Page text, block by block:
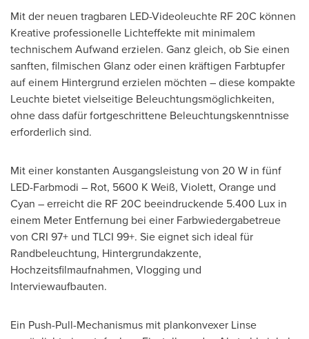
Mit der neuen tragbaren LED-Videoleuchte RF 20C können
Kreative professionelle Lichteffekte mit minimalem
technischem Aufwand erzielen. Ganz gleich, ob Sie einen
sanften, filmischen Glanz oder einen kräftigen Farbtupfer
auf einem Hintergrund erzielen möchten – diese kompakte
Leuchte bietet vielseitige Beleuchtungsmöglichkeiten,
ohne dass dafür fortgeschrittene Beleuchtungskenntnisse
erforderlich sind.
Mit einer konstanten Ausgangsleistung von 20 W in fünf
LED-Farbmodi – Rot, 5600 K Weiß, Violett, Orange und
Cyan – erreicht die RF 20C beeindruckende 5.400 Lux in
einem Meter Entfernung bei einer Farbwiedergabetreue
von CRI 97+ und TLCI 99+. Sie eignet sich ideal für
Randbeleuchtung, Hintergrundakzente,
Hochzeitsfilmaufnahmen, Vlogging und
Interviewaufbauten.
Ein Push-Pull-Mechanismus mit plankonvexer Linse